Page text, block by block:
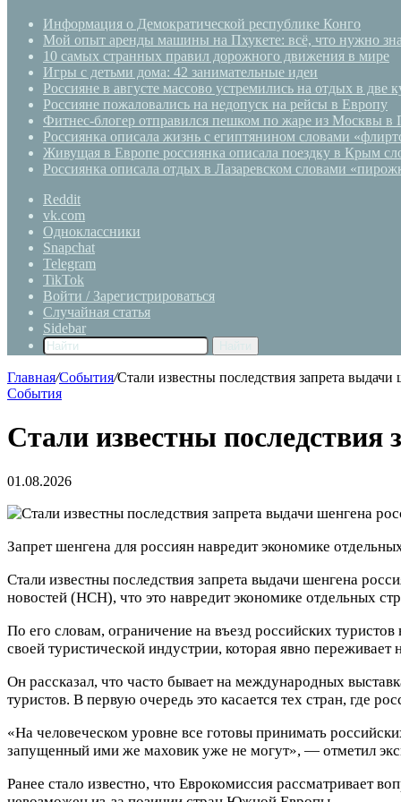
Информация о Демократической республике Конго
Мой опыт аренды машины на Пхукете: всё, что нужно
10 самых странных правил дорожного движения в мире
Игры с детьми дома: 42 занимательные идеи
Россияне в августе массово устремились на отдых в две
Россияне пожаловались на недопуск на рейсы в Европу
Фитнес-блогер отправился пешком по жаре из Москвы в
Россиянка описала жизнь с египтянином словами
Живущая в Европе россиянка описала поездку в Крым
Россиянка описала отдых в Лазаревском словами
Reddit
vk.com
Одноклассники
Snapchat
Telegram
TikTok
Войти / Зарегистрироваться
Случайная статья
Sidebar
Главная/События/Стали известны последствия запрета
События
Стали известны
01.08.2026
Запрет шенгена для россиян навредит экономике
Стали известны последствия запрета выдачи шенгена
новостей (НСН), что это навредит экономике отдельных
По его словам, ограничение на въезд российских
своей туристической индустрии, которая явно
Он рассказал, что часто бывает на международных
туристов. В первую очередь это касается тех стран, где
«На человеческом уровне все готовы принимать
запущенный ими же маховик уже не могут», — отметил
Ранее стало известно, что Еврокомиссия рассматривает